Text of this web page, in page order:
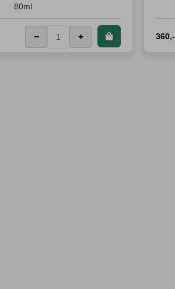
80ml
− + 360,-